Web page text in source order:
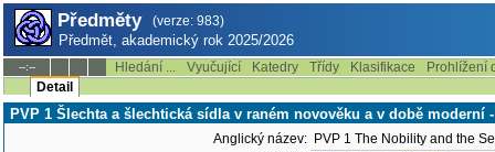
Předměty (verze: 983)
Předmět, akademický rok 2025/2026
--:-- Hledání ... Vyučující Katedry Třídy Klasifikace
Prohlížení
Detail
PVP 1 Šlechta a šlechtická sídla v raném novověku a v době moderní -
Anglický název: PVP 1 The Nobility and the